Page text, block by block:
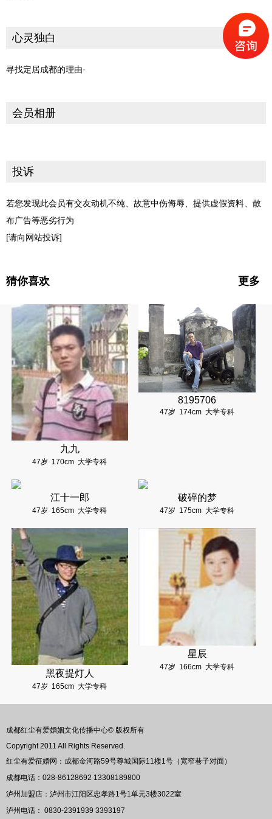
心灵独白
寻找定居成都的理由·
会员相册
投诉
若您发现此会员有交友动机不纯、故意中伤侮辱、提供虚假资料、散
布广告等恶劣行为
[请向网站投诉]
猜你喜欢 更多
九九
47岁 170cm 大学专科
8195706
47岁 174cm 大学专科
江十一郎
47岁 165cm 大学专科
破碎的梦
47岁 175cm 大学专科
黑夜提灯人
47岁 165cm 大学专科
星辰
47岁 166cm 大学专科
成都红尘有爱婚姻文化传播中心© 版权所有
Copyright 2011 All Rights Reserved.
红尘有爱征婚网：成都金河路59号尊城国际11楼1号（宽窄巷子对面）
成都电话：028-86128692 13308189800
泸州加盟店：泸州市江阳区忠孝路1号1单元3楼3022室
泸州电话： 0830-2391939 3393197